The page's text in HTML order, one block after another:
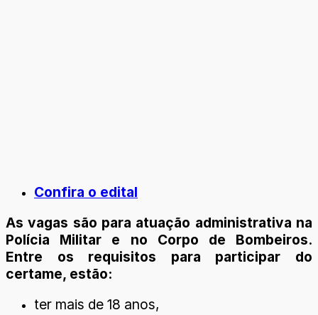
Confira o edital
As vagas são para atuação administrativa na
Polícia Militar e no Corpo de Bombeiros.
Entre os requisitos para participar do
certame, estão:
ter mais de 18 anos,